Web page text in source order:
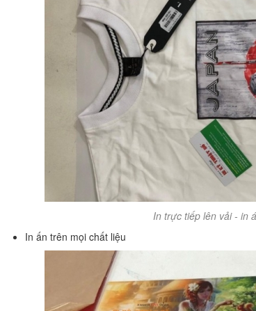
In trực tiếp lên vải - in
In ấn trên mọi chất liệu